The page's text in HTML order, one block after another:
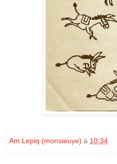
Am Lepiq (monsieuye) à 10:34